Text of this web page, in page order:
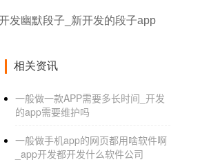
发幽默段子_新开发的段子app
相关资讯
一般做一款APP需要多长时间_开发
的app需要维护吗
一般做手机app的网页都用啥软件啊
_app开发都开发什么软件公司